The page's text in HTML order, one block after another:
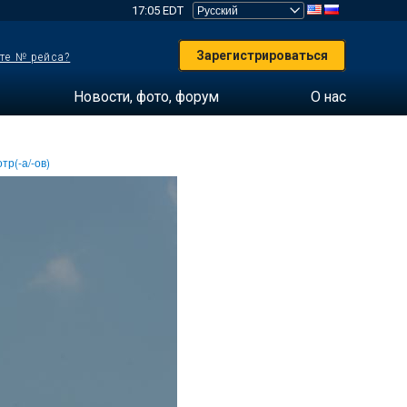
17:05 EDT
№ рейса? Зарегистрироваться
Новости, фото, форум О нас
а/-ов)